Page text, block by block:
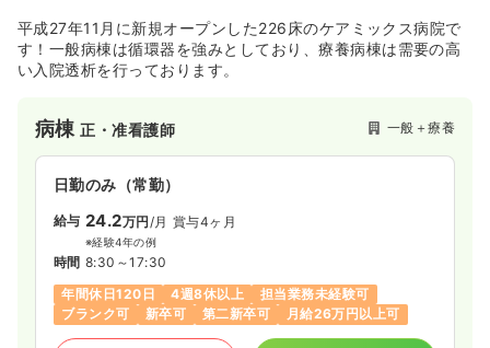
平成27年11月に新規オープンした226床のケアミックス病院で
す！一般病棟は循環器を強みとしており、療養病棟は需要の高
い入院透析を行っております。
病棟正・准看護師 一般＋療養
日勤のみ（常勤）
給与 24.2万円 /月 賞与4ヶ月
※経験4年の例
時間 8:30～17:30
年間休日120日
4週8休以上
担当業務未経験可
ブランク可
新卒可 第二新卒可 月給26万円以上可